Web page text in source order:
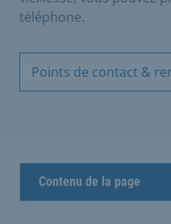
téléphone.
Points de contact &
Contenu de la page